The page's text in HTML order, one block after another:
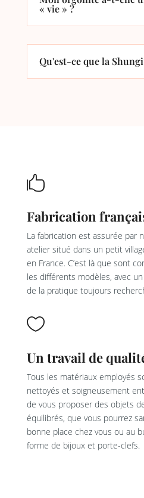
« vie » ?
Qu'est-ce que la

Fabrication
La fabrication est assurée par
atelier situé dans un petit
en France. C’est là que sont
les différents modèles, avec
de la pratique toujours

Un travail de
Tous les matériaux employés
nettoyés et soigneusement
de vous proposer des objets
équilibrés, que vous pourrez
bonne place chez vous ou au
forme de bijoux et porte-clefs.